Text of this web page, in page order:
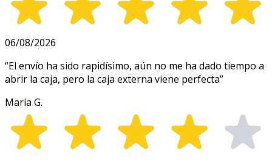
06/08/2026
“El envío ha sido rapidísimo, aún no me ha dado tiempo a
abrir la caja, pero la caja externa viene perfecta”
María G.